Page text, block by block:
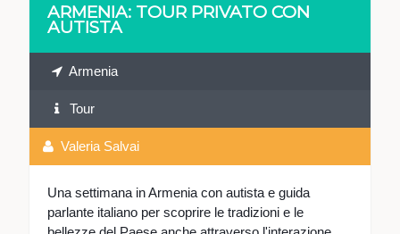
ARMENIA: TOUR PRIVATO CON
AUTISTA
Armenia
Tour
Valeria Salvai
Una settimana in Armenia con autista e guida
parlante italiano per scoprire le tradizioni e le